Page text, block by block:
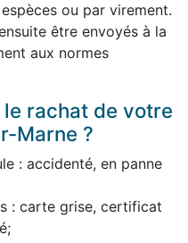
ou par virement.
être envoyés à la
aux normes
rachat de votre
Marne ?
: accidenté, en panne
: carte grise, certificat